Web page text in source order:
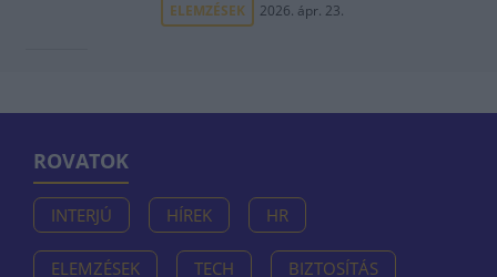
ELEMZÉSEK 2026. ápr. 23.
ROVATOK
INTERJÚ HÍREK HR
ELEMZÉSEK TECH BIZTOSÍTÁS